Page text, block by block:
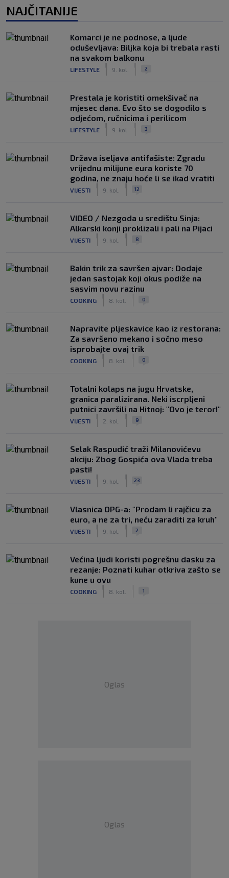
NAJČITANIJE
Komarci je ne podnose, a ljude
oduševljava: Biljka koja bi trebala rasti
na svakom balkonu
LIFESTYLE 9. kol. 2
Prestala je koristiti omekšivač na
mjesec dana. Evo što se dogodilo s
odjećom, ručnicima i perilicom
LIFESTYLE 9. kol. 3
Država iseljava antifašiste: Zgradu
vrijednu milijune eura koriste 70
godina, ne znaju hoće li se ikad vratiti
VIJESTI 9. kol. 12
VIDEO / Nezgoda u središtu Sinja:
Alkarski konji proklizali i pali na Pijaci
VIJESTI 9. kol. 8
Bakin trik za savršen ajvar: Dodaje
jedan sastojak koji okus podiže na
sasvim novu razinu
COOKING 8. kol. 0
Napravite pljeskavice kao iz restorana:
Za savršeno mekano i sočno meso
isprobajte ovaj trik
COOKING 8. kol. 0
Totalni kolaps na jugu Hrvatske,
granica paralizirana. Neki iscrpljeni
putnici završili na Hitnoj: "Ovo je teror!"
VIJESTI 2. kol. 9
Selak Raspudić traži Milanovićevu
akciju: Zbog Gospića ova Vlada treba
pasti!
VIJESTI 9. kol. 23
Vlasnica OPG-a: "Prodam li rajčicu za
euro, a ne za tri, neću zaraditi za kruh"
VIJESTI 9. kol. 2
Većina ljudi koristi pogrešnu dasku za
rezanje: Poznati kuhar otkriva zašto se
kune u ovu
COOKING 8. kol. 1
Oglas
Oglas